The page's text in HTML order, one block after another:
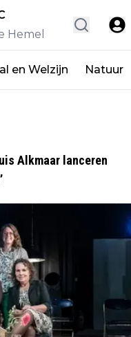
Hemel
en Welzijn Natuur
Alkmaar lanceren